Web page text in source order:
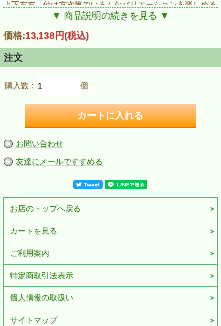
上下左右、付け方次第でいろんなバリエーションを楽しめる
デザインが特徴です。
1点もの手作り、オールスワロフスキーを使用。
ヘアピンで数箇所とめてお使いくださいね。
ひよこも愛用しています。
これは遠征のときの力強い味方です。（＾＾）
▼ 商品説明の続きを見る ▼
価格:13,138円(税込)
注文
購入数： 個
お問い合わせ
友達にメールですすめる
お店のトップへ戻る
カートを見る
ご利用案内
特定商取引法表示
個人情報の取扱い
サイトマップ